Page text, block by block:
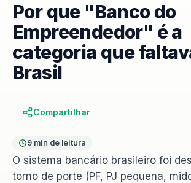
Por que "Banco do
Empreendedor" é a
categoria que
Brasil
Compartilhar
9 min de leitura
O sistema bancário brasileiro foi
torno de porte (PF, PJ pequena,